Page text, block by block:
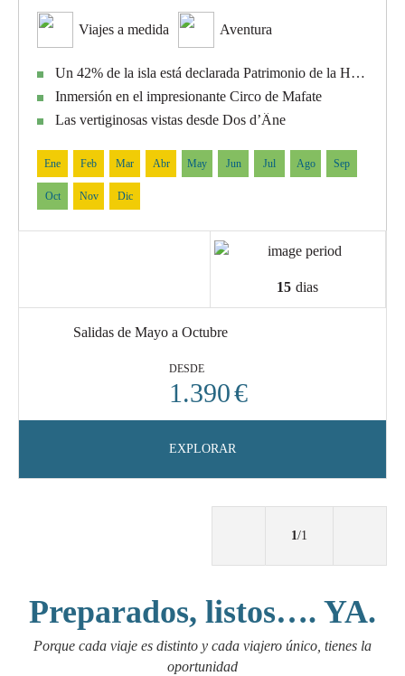
Viajes a medida Aventura
Un 42% de la isla está declarada Patrimonio de la Humanidad por UNESCO
Inmersión en el impresionante Circo de Mafate
Las vertiginosas vistas desde Dos d’Âne
Ene Feb Mar Abr May Jun Jul Ago Sep
Oct Nov Dic
15 dias
Salidas de Mayo a Octubre
DESDE
1.390€
EXPLORAR
1 /1
Preparados, listos…. YA.
Porque cada viaje es distinto y cada viajero único, tienes la
oportunidad